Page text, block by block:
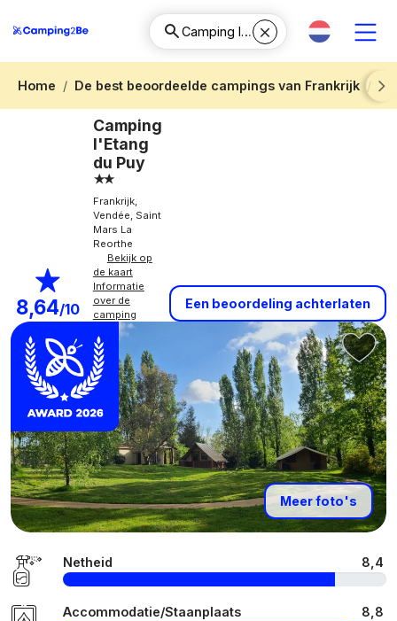
Home De best beoordeelde campings van Frankrijk
Next
8,64/10
Camping
l'Etang
du Puy
Frankrijk,
Vendée, Saint
Mars La
Reorthe
Bekijk op
de kaart
Informatie
over de
camping
Een beoordeling achterlaten
Meer foto's
Netheid 8,4
Accommodatie/Staanplaats 8,8